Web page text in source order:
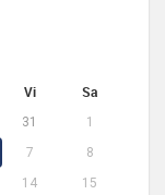
Vi Sa
31
1
7
8
14
15